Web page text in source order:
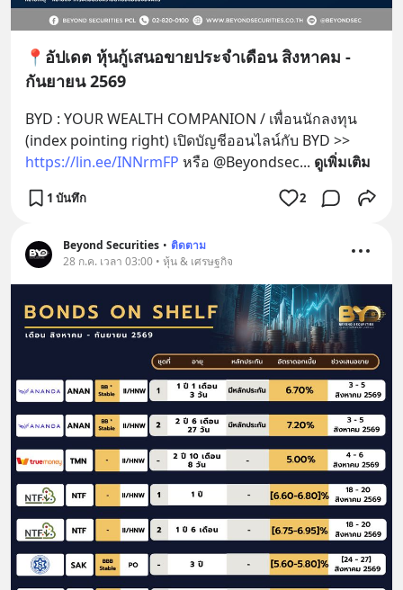
📍อัปเดต หุ้นกู้เสนอขายประจำเดือน สิงหาคม -
กันยายน 2569
BYD : YOUR WEALTH COMPANION / เพื่อนนักลงทุน
https://lin.ee/INNrmFP หรือ @Beyondsec... ดูเพิ่มเติม
1 บันทึก 2
Beyond Securities • ติดตาม
28 ก.ค. เวลา 03:00 • หุ้น & เศรษฐกิจ